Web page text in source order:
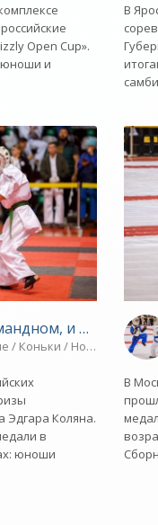
Open Cup».
юноши и
и в личном -
/ Коньки / Новости
Эдгара Коляна.
в
юноши
В
В